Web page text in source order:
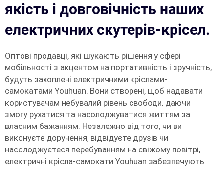
якість і довговічність наших
електричних скутерів-крісел.
Оптові продавці, які шукають рішення у сфері
мобільності з акцентом на портативність і зручність,
будуть захоплені електричними кріслами-
самокатами Youhuan. Вони створені, щоб надавати
користувачам небувалий рівень свободи, даючи
змогу рухатися та насолоджуватися життям за
власним бажанням. Незалежно від того, чи ви
виконуєте доручення, відвідуєте друзів чи
насолоджуєтеся перебуванням на свіжому повітрі,
електричні крісла-самокати Youhuan забезпечують